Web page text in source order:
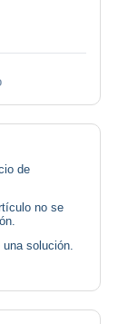
de
no se
solución.